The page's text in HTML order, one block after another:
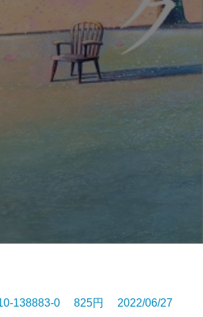
138883-0 825円 2022/06/27